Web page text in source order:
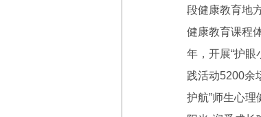
段健康教育地
健康教育课程
年，开展“护眼
践活动5200余
护航”师生心理